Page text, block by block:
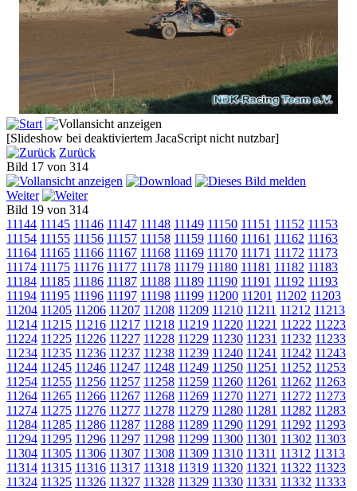
[Slideshow bei deaktiviertem JacaScript nicht nutzbar]
Zurück
Bild 17 von 314
Weiter
Bild 19 von 314
11144 11145 11146 11147 11148 11149 11150 11151 11152 11153
11154 11155 11156 11157 11158 11159 11160 11161 11162 11163
11164 11165 11166 11167 11168 11169 11170 11171 11172 11173
11174 11175 11176 11177 11178 11179 11180 11181 11182 11183
11184 11185 11186 11187 11188 11189 11190 11191 11192 11193
11194 11195 11196 11197 11198 11199 11200 11201 11202 11203
11204 11205 11206 11207 11208 11209 11210 11211 11212 11213
11214 11215 11216 11217 11218 11219 11220 11221 11222 11223
11224 11225 11226 11227 11228 11229 11230 11231 11232 11233
11234 11235 11236 11237 11238 11239 11240 11241 11242 11243
11244 11245 11246 11247 11248 11249 11250 11251 11252 11253
11254 11255 11256 11257 11258 11259 11260 11261 11262 11263
11264 11265 11266 11267 11268 11269 11270 11271 11272 11273
11274 11275 11276 11277 11278 11279 11280 11281 11282 11283
11284 11285 11286 11287 11288 11289 11290 11291 11292 11293
11294 11295 11296 11297 11298 11299 11300 11301 11302 11303
11304 11305 11306 11307 11308 11309 11310 11311 11312 11313
11314 11315 11316 11317 11318 11319 11320 11321 11322 11323
11324 11325 11326 11327 11328 11329 11330 11331 11332 11333